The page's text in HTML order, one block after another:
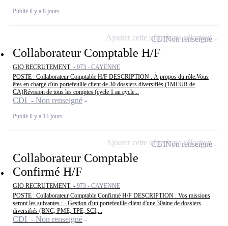
Publié il y a 8 jours
Collaborateur Comptable H/F
GIO RECRUTEMENT - 973 - CAYENNE
POSTE : Collaborateur Comptable H/F DESCRIPTION : À propos du rôle:Vous
êtes en charge d'un portefeuille client de 30 dossiers diversifiés (1MEUR de
CA)Révision de tous les comptes (cycle 1 au cycle...
CDI - Non renseigné
Publié il y a 14 jours
CDINon renseigné
Ajouter cette offre à ma sélection
Collaborateur Comptable
Confirmé H/F
GIO RECRUTEMENT - 973 - CAYENNE
POSTE : Collaborateur Comptable Confirmé H/F DESCRIPTION : Vos missions
seront les suivantes : - Gestion d'un portefeuille client d'une 30aine de dossiers
diversifiés (BNC, PME, TPE, SCI,...
CDI - Non renseigné
CDINon renseigné
Ajouter cette offre à ma sélection